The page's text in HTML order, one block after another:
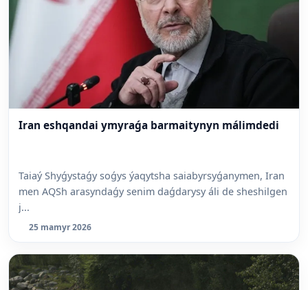
Iran eshqandai ymyraǵa barmaitynyn málimdedi
Taiaý Shyǵystaǵy soǵys ýaqytsha saiabyrsyǵanymen, Iran
men AQSh arasyndaǵy senim daǵdarysy áli de sheshilgen
j...
25 mamyr 2026